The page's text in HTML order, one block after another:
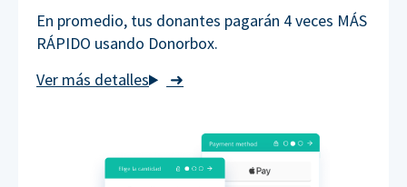
➜
En promedio, tus donantes pagarán 4 veces MÁS
RÁPIDO usando Donorbox.